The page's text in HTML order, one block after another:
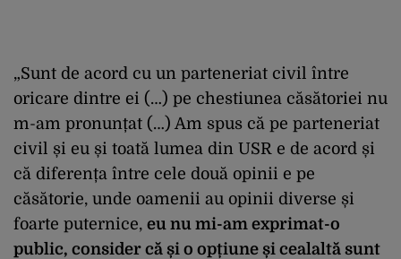
„Sunt de acord cu un parteneriat civil între
oricare dintre ei (…) pe chestiunea căsătoriei nu
m-am pronunțat (…) Am spus că pe parteneriat
civil și eu și toată lumea din USR e de acord și
că diferența între cele două opinii e pe
căsătorie, unde oamenii au opinii diverse și
foarte puternice, eu nu mi-am exprimat-o
public, consider că și o opțiune și cealaltă sunt